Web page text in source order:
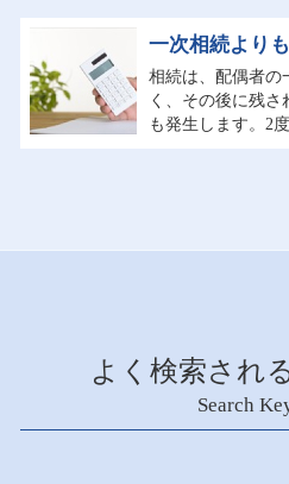
一次相続より
相続は、配偶者の
く、その後に残
も発生します。2
よく検索され
Search